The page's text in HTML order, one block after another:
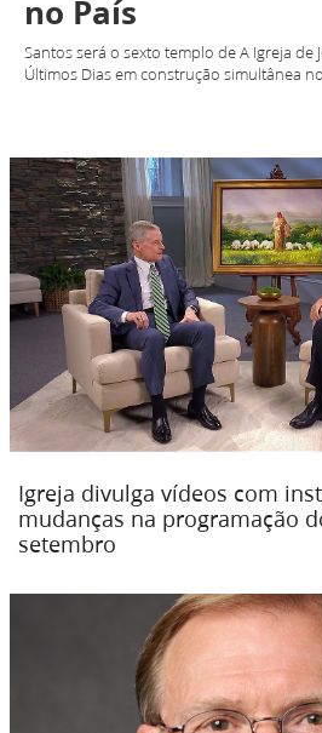
no País
Santos será o sexto templo de A Igreja de
Últimos Dias em construção simultânea
Igreja divulga vídeos com
mudanças na programação
setembro